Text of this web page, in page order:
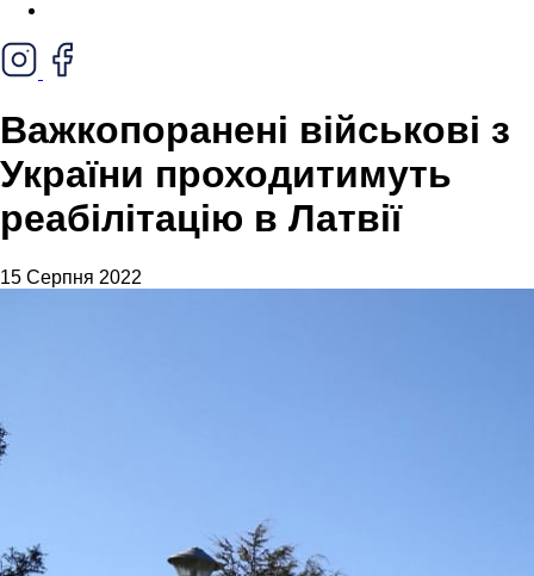
Важкопоранені військові з
України проходитимуть
реабілітацію в Латвії
15 Серпня 2022